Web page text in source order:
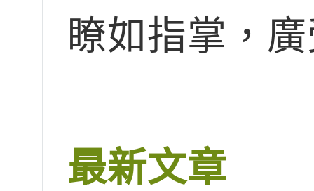
瞭如指掌，
最新文章